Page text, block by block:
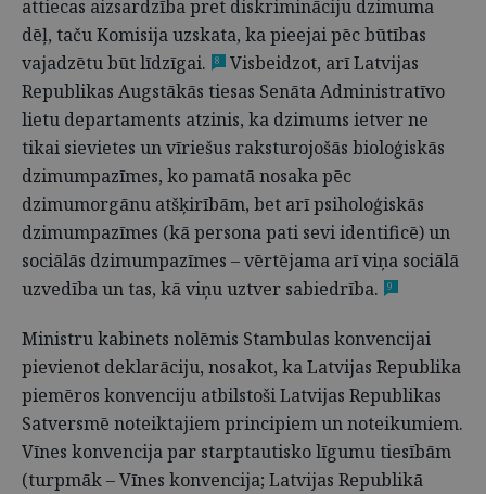
attiecas aizsardzība pret diskrimināciju dzimuma
dēļ, taču Komisija uzskata, ka pieejai pēc būtības
vajadzētu būt līdzīgai.
8
Visbeidzot, arī Latvijas
Republikas Augstākās tiesas Senāta Administratīvo
lietu departaments atzinis, ka dzimums ietver ne
tikai sievietes un vīriešus raksturojošās bioloģiskās
dzimumpazīmes, ko pamatā nosaka pēc
dzimumorgānu atšķirībām, bet arī psiholoģiskās
dzimumpazīmes (kā persona pati sevi identificē) un
sociālās dzimumpazīmes – vērtējama arī viņa sociālā
uzvedība un tas, kā viņu uztver sabiedrība.
9
Ministru kabinets nolēmis Stambulas konvencijai
pievienot deklarāciju, nosakot, ka Latvijas Republika
piemēros konvenciju atbilstoši Latvijas Republikas
Satversmē noteiktajiem principiem un noteikumiem.
Vīnes konvencija par starptautisko līgumu tiesībām
(turpmāk – Vīnes konvencija; Latvijas Republikā